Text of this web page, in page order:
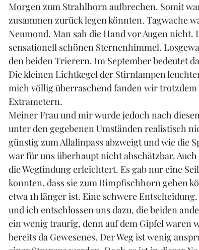
Morgen zum Strahlhorn aufbrechen. Somit
zusammen zurück legen könnten. Tagwache
Neumond. Man sah die Hand vor Augen nicht.
sensationell schönen Sternenhimmel.
den beiden Trierern. Im September bedeutet
Die kleinen Lichtkegel der Stirnlampen
mich völlig überraschend fanden wir trotzdem
Extrametern.
Meiner Frau und mir wurde jedoch nach
unter den gegebenen Umständen realistisch
günstig zum Allalinpass abzweigt und wie die
war für uns überhaupt nicht abschätzbar.
die Wegfindung erleichtert. Es gab nur eine
konnten, dass sie zum Rimpfischhorn gehen
etwa 1h länger ist. Eine schwere
und ich entschlossen uns dazu, die beiden
ein wenig traurig, denn auf dem Gipfel waren
bereits da Gewesenes. Der Weg ist wenig